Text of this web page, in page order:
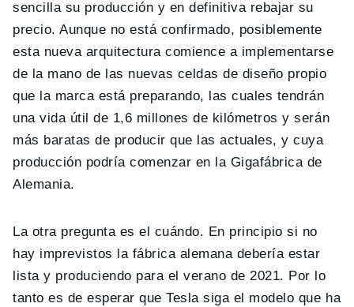
sencilla su producción y en definitiva rebajar su
precio. Aunque no está confirmado, posiblemente
esta nueva arquitectura comience a implementarse
de la mano de las nuevas celdas de diseño propio
que la marca está preparando, las cuales tendrán
una vida útil de 1,6 millones de kilómetros y serán
más baratas de producir que las actuales, y cuya
producción podría comenzar en la Gigafábrica de
Alemania.
La otra pregunta es el cuándo. En principio si no
hay imprevistos la fábrica alemana debería estar
lista y produciendo para el verano de 2021. Por lo
tanto es de esperar que Tesla siga el modelo que ha